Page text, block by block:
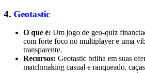
4. Geotastic
O que é: Um jogo de geo-quiz
com forte foco no multiplayer e uma
transparente.
Recursos: Geotastic brilha em suas
matchmaking casual e ranqueado,